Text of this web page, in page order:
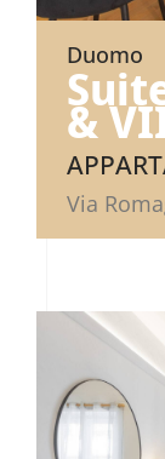
Duomo
&
Via